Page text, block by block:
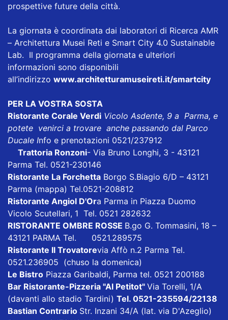
prospettive future della città.
La giornata è coordinata dai laboratori di Ricerca AMR
– Architettura Musei Reti e Smart City 4.0 Sustainable
Lab. Il programma della giornata e ulteriori
informazioni sono disponibili
all’indirizzo www.architetturamuseireti.it/smartcity
PER LA VOSTRA SOSTA
Ristorante Corale Verdi Vicolo Asdente, 9 a Parma, e
potete venirci a trovare anche passando dal Parco
Ducale Info e prenotazioni 0521/237912
Trattoria Ronzoni- Via Bruno Longhi, 3 - 43121
Parma Tel. 0521-230146
Ristorante La Forchetta Borgo S.Biagio 6/D – 43121
Parma (mappa) Tel.0521-208812
Ristorante Angiol D'Ora Parma in Piazza Duomo
Vicolo Scutellari, 1 Tel. 0521 282632
RISTORANTE OMBRE ROSSE B.go G. Tommasini, 18 –
43121 PARMA Tel. 0521.289575
Ristorante Il Trovatorevia Affò n.2 Parma Tel.
0521.236905 (chuso la domenica)
Le Bistro Piazza Garibaldi, Parma tel. 0521 200188
Bar Ristorante-Pizzeria "Al Petitot" Via Torelli, 1/A
(davanti allo stadio Tardini) Tel. 0521-235594/22138
Bastian Contrario Str. Inzani 34/A (lat. via D'Azeglio)